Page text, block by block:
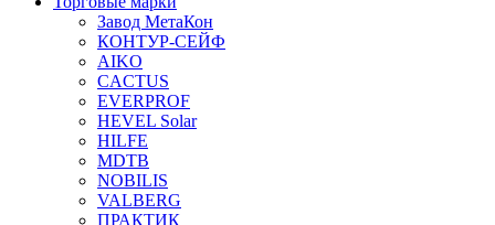
Завод МетаКон
КОНТУР-СЕЙФ
AIKO
CACTUS
EVERPROF
HEVEL Solar
HILFE
MDTB
NOBILIS
VALBERG
ПРАКТИК